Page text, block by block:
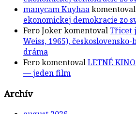
manycam Kuyhaakomentoval
ekonomickej demokracie zo
Fero JokerkomentovalTřicet
Weiss, 1965),
dráma
FerokomentovalLETNÉ
— jeden film
Archív